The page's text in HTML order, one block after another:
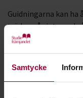
Samtycke
Guidningarna kan ha
träden på vintern,
sommarens alla
land, hur jordbruket
natur och samhälle,